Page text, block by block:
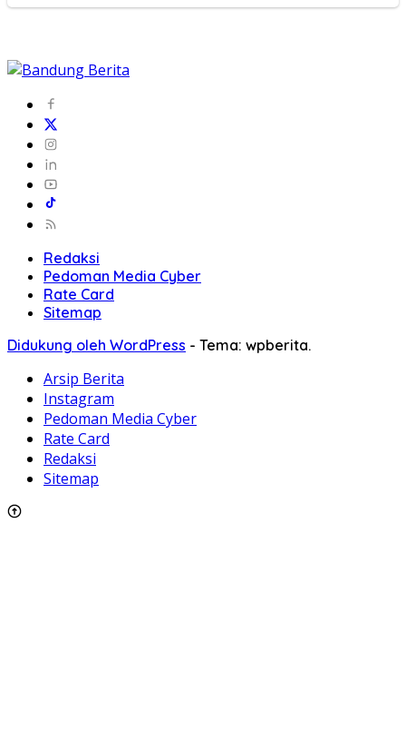
Redaksi
Pedoman Media Cyber
Rate Card
Sitemap
Didukung oleh WordPress - Tema: wpberita.
Arsip Berita
Instagram
Pedoman Media Cyber
Rate Card
Redaksi
Sitemap